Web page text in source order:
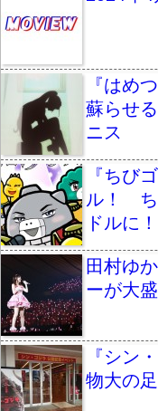
『はめ
蘇らせ
ニス
『ちび
ル！ ち
ドルに
田村ゆ
ーが大
『シン
物大の